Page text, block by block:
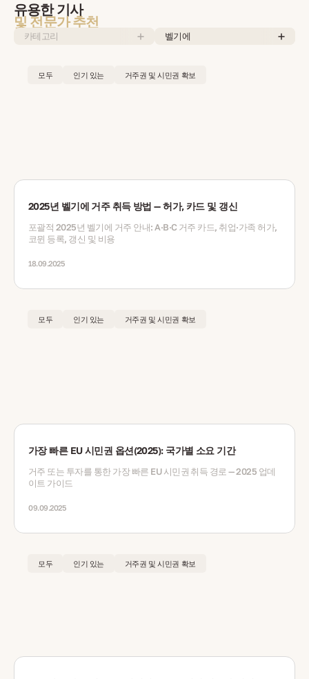
유용한 기사
및 전문가 추천
카테고리 벨기에
모두 인기 있는 거주권 및 시민권 확보
2025년 벨기에 거주 취득 방법 — 허가, 카드 및 갱신
포괄적 2025년 벨기에 거주 안내: A·B·C 거주 카드, 취업·가족 허가,
코뮌 등록, 갱신 및 비용
18.09.2025
모두 인기 있는 거주권 및 시민권 확보
가장 빠른 EU 시민권 옵션(2025): 국가별 소요 기간
거주 또는 투자를 통한 가장 빠른 EU 시민권 취득 경로 — 2025 업데
이트 가이드
09.09.2025
모두 인기 있는 거주권 및 시민권 확보